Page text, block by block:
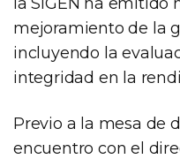
mejoramiento de la
incluyendo la
integridad en la
Previo a la mesa de
encuentro con el